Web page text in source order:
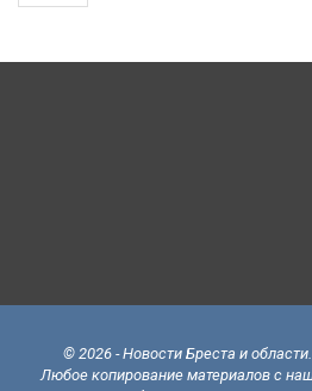
© 2026 - Новости Бреста и
Любое копирование материалов с